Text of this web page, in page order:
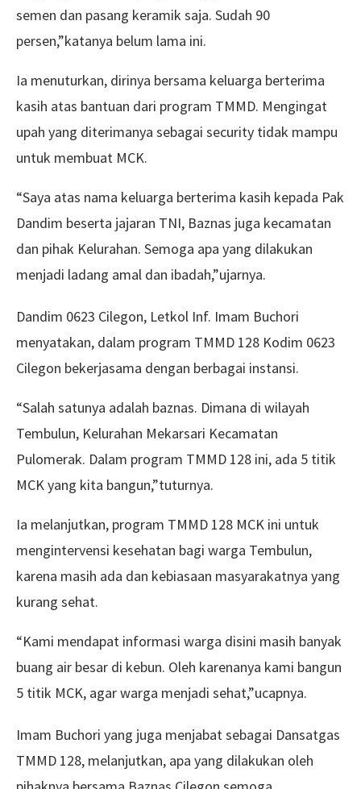
semen dan pasang keramik saja. Sudah 90
persen,”katanya belum lama ini.
Ia menuturkan, dirinya bersama keluarga berterima
kasih atas bantuan dari program TMMD. Mengingat
upah yang diterimanya sebagai security tidak mampu
untuk membuat MCK.
“Saya atas nama keluarga berterima kasih kepada Pak
Dandim beserta jajaran TNI, Baznas juga kecamatan
dan pihak Kelurahan. Semoga apa yang dilakukan
menjadi ladang amal dan ibadah,”ujarnya.
Dandim 0623 Cilegon, Letkol Inf. Imam Buchori
menyatakan, dalam program TMMD 128 Kodim 0623
Cilegon bekerjasama dengan berbagai instansi.
“Salah satunya adalah baznas. Dimana di wilayah
Tembulun, Kelurahan Mekarsari Kecamatan
Pulomerak. Dalam program TMMD 128 ini, ada 5 titik
MCK yang kita bangun,”tuturnya.
Ia melanjutkan, program TMMD 128 MCK ini untuk
mengintervensi kesehatan bagi warga Tembulun,
karena masih ada dan kebiasaan masyarakatnya yang
kurang sehat.
“Kami mendapat informasi warga disini masih banyak
buang air besar di kebun. Oleh karenanya kami bangun
5 titik MCK, agar warga menjadi sehat,”ucapnya.
Imam Buchori yang juga menjabat sebagai Dansatgas
TMMD 128, melanjutkan, apa yang dilakukan oleh